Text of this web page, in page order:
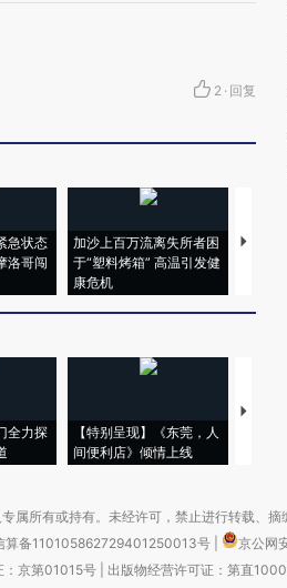
2 · 回复
急状态
洛哥闯
加沙上百万流离失所者困
于“塑料烤箱” 高温引发健
康危机
视线｜
全力探
【特别呈现】《东莞，人
间便利店》倾情上线
【推广
属所有或持有。未经许可，禁止进行转载、摘
算备110105862729401250013号
京公网
：京第01015号| 出版物经营许可证：第直